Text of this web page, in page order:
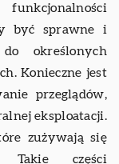
być sprawne i
określonych
Konieczne jest
przeglądów,
eksploatacji.
zużywają się
części